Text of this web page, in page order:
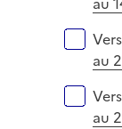
au
au